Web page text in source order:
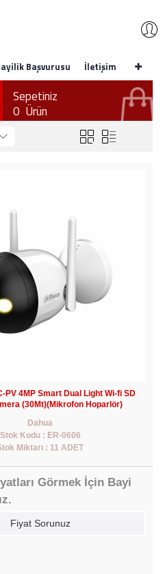
Başvurusu İletişim
Sepetiniz
0 Ürün
PV 4MP Smart Dual Light Wi-fi SD
(30Mt)(Mikrofon Hoparlör)
Dahua
Stok Kodu : ER-0606
Miktarı : 11 ADET
Görmek İçin Bayi
Fiyat Sorunuz